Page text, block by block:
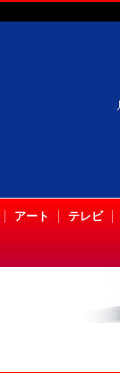
アート テレビ